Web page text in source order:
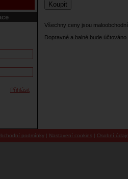
Přihlásit
Všechny ceny jsou
Dopravné a balné bude
podmínky| Nastavení cookies | Osobní